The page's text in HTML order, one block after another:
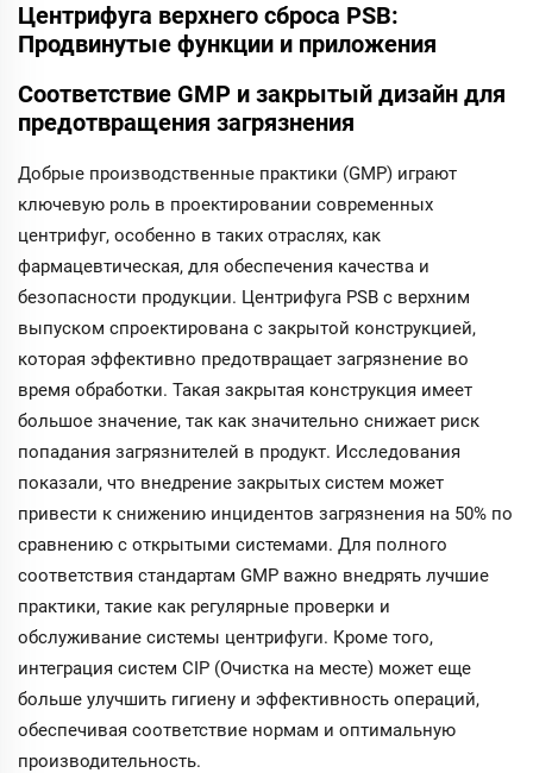
Центрифуга верхнего сброса PSB:
Продвинутые функции и приложения
Соответствие GMP и закрытый дизайн для
предотвращения загрязнения
Добрые производственные практики (GMP) играют
ключевую роль в проектировании современных
центрифуг, особенно в таких отраслях, как
фармацевтическая, для обеспечения качества и
безопасности продукции. Центрифуга PSB с верхним
выпуском спроектирована с закрытой конструкцией,
которая эффективно предотвращает загрязнение во
время обработки. Такая закрытая конструкция имеет
большое значение, так как значительно снижает риск
попадания загрязнителей в продукт. Исследования
показали, что внедрение закрытых систем может
привести к снижению инцидентов загрязнения на 50% по
сравнению с открытыми системами. Для полного
соответствия стандартам GMP важно внедрять лучшие
практики, такие как регулярные проверки и
обслуживание системы центрифуги. Кроме того,
интеграция систем CIP (Очистка на месте) может еще
больше улучшить гигиену и эффективность операций,
обеспечивая соответствие нормам и оптимальную
производительность.